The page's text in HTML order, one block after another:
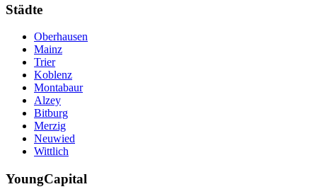
Städte
Oberhausen
Mainz
Trier
Koblenz
Montabaur
Alzey
Bitburg
Merzig
Neuwied
Wittlich
YoungCapital